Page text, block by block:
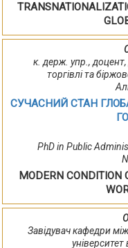
к. держ. упр.,
торгівлі та
СУЧАСНИЙ СТАН
PhD in Public
MODERN CONDITION
Завідувач кафедри